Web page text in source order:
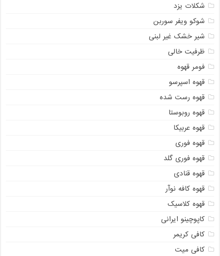
شکلات یزد
شوکو ویفر سوربن
شیر خشک غیر لبنی
ظرفیت خالی
فومر قهوه
قهوه اسپرسو
قهوه رست شده
قهوه روبوستا
قهوه عربیکا
قهوه فوری
قهوه فوری گلد
قهوه قنادی
قهوه کافه نوآر
قهوه کلاسیک
کاپوچینو ایرانی
کافی کریمر
کافی میت